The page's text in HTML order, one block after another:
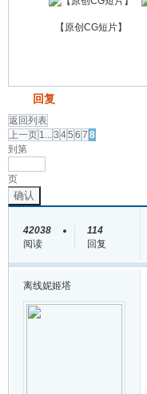
【原创CG短片】
回复
返回列表
上一页 1...3 45 6 7 8
到第
页
确认
42038
阅读
114
回复
离线妮姬塔